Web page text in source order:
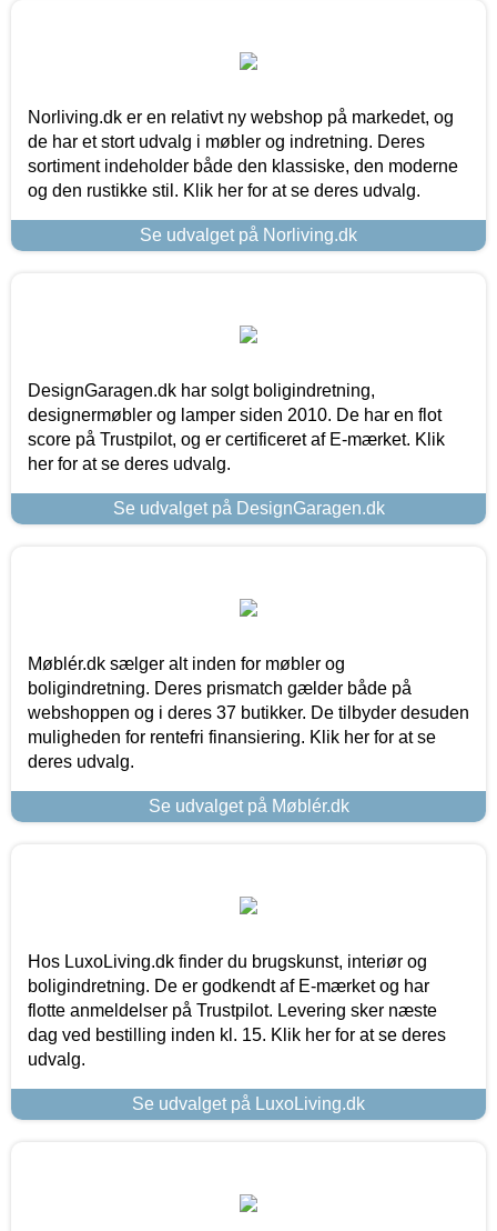
Norliving.dk er en relativt ny webshop på markedet, og
de har et stort udvalg i møbler og indretning. Deres
sortiment indeholder både den klassiske, den moderne
og den rustikke stil. Klik her for at se deres udvalg.
Se udvalget på Norliving.dk
DesignGaragen.dk har solgt boligindretning,
designermøbler og lamper siden 2010. De har en flot
score på Trustpilot, og er certificeret af E-mærket. Klik
her for at se deres udvalg.
Se udvalget på DesignGaragen.dk
Møblér.dk sælger alt inden for møbler og
boligindretning. Deres prismatch gælder både på
webshoppen og i deres 37 butikker. De tilbyder desuden
muligheden for rentefri finansiering. Klik her for at se
deres udvalg.
Se udvalget på Møblér.dk
Hos LuxoLiving.dk finder du brugskunst, interiør og
boligindretning. De er godkendt af E-mærket og har
flotte anmeldelser på Trustpilot. Levering sker næste
dag ved bestilling inden kl. 15. Klik her for at se deres
udvalg.
Se udvalget på LuxoLiving.dk